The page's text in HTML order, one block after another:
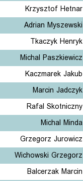
Krzysztof Hetnar
Adrian Myszewski
Tkaczyk Henryk
Michal Paszkiewicz
Kaczmarek Jakub
Marcin Jadczyk
Rafal Skotniczny
Michal Minda
Grzegorz Jurowicz
Wichowski Grzegorz
Balcerzak Marcin